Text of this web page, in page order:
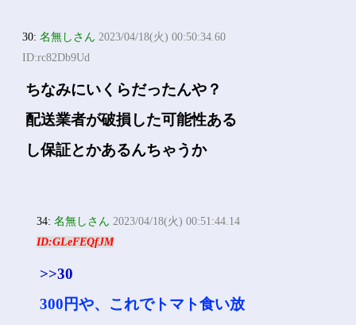
30:名無しさん 2023/04/18(火) 00:50:34.60
ID:rc82Db9Ud
ちなみにいくらだったんや？
配送業者が破損した可能性ある
し保証とかあるんちゃうか
34:名無しさん 2023/04/18(火) 00:51:44.14
ID:GLeFEQfJM
>>30
300円や、これでトマト食い放